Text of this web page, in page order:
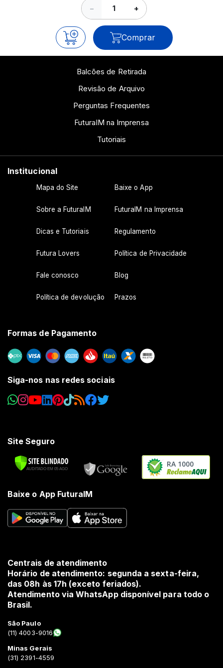
− +
Comprar
Balcões de Retirada
Revisão de Arquivo
Perguntas Frequentes
FuturaIM na Imprensa
Tutoriais
Institucional
Mapa do Site Baixe o App
Sobre a FuturaIM FuturaIM na Imprensa
Dicas e Tutoriais Regulamento
Futura Lovers Política de Privacidade
Fale conosco Blog
Política de devolução Prazos
Formas de Pagamento
Siga-nos nas redes sociais
Site Seguro
RA 1000
Baixe o App FuturaIM
Centrais de atendimento
Horário de atendimento: segunda a sexta-feira,
das 08h às 17h (exceto feriados).
Atendimento via WhatsApp disponível para todo o
Brasil.
São Paulo
(11) 4003-9016
Minas Gerais
(31) 2391-4559